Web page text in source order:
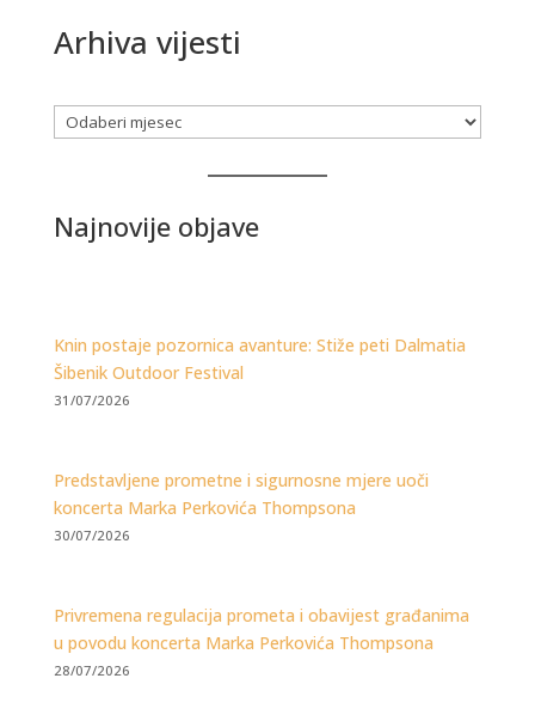
Arhiva vijesti
Arhiva
Najnovije objave
Knin postaje pozornica avanture: Stiže peti Dalmatia
Šibenik Outdoor Festival
31/07/2026
Predstavljene prometne i sigurnosne mjere uoči
koncerta Marka Perkovića Thompsona
30/07/2026
Privremena regulacija prometa i obavijest građanima
u povodu koncerta Marka Perkovića Thompsona
28/07/2026